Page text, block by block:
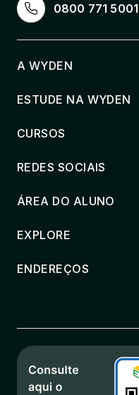
0800 771 5001
A WYDEN
ESTUDE NA WYDEN
CURSOS
REDES SOCIAIS
ÁREA DO ALUNO
EXPLORE
ENDEREÇOS